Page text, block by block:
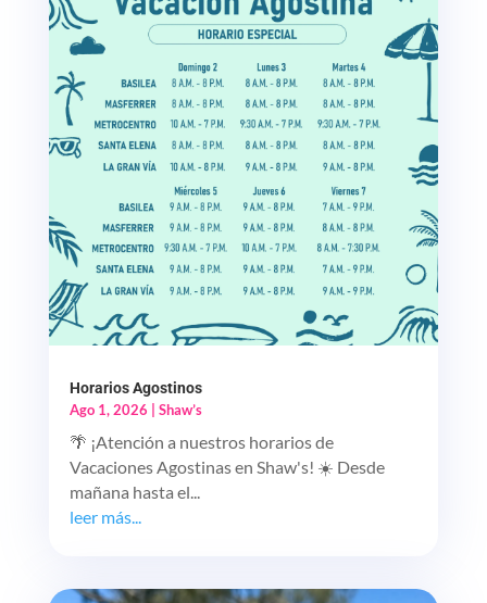
Horarios Agostinos
Ago 1, 2026
Shaw’s
🌴 ¡Atención a nuestros horarios de
Vacaciones Agostinas en Shaw's! ☀️ Desde
mañana hasta el...
leer más...